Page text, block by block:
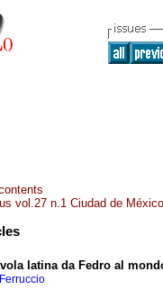
vol.27 n.1 Ciudad de
latina da Fedro al